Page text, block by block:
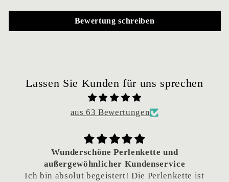
Bewertung schreiben
Lassen Sie Kunden für uns sprechen
aus 63 Bewertungen
Wunderschöne Perlenkette und
außergewöhnlicher Kundenservice
Ich bin absolut begeistert! Die Perlenkette ist